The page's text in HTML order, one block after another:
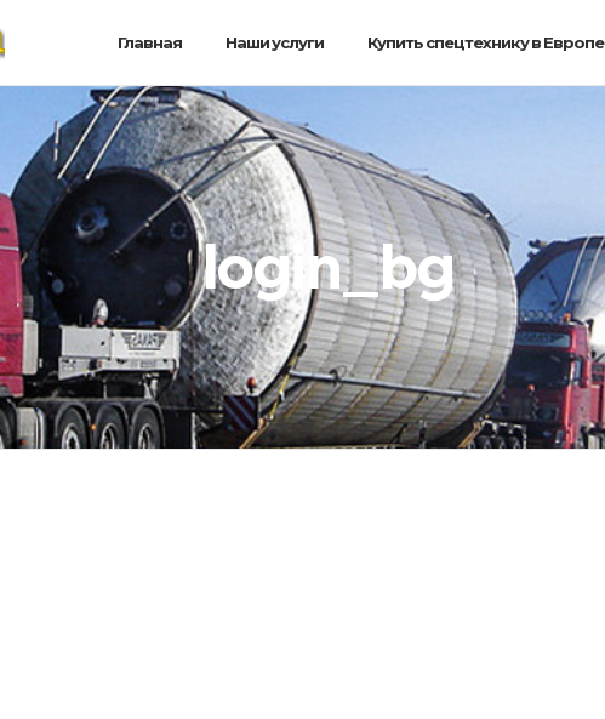
Главная Наши услуги Купить спецтехнику в Европе
login_bg